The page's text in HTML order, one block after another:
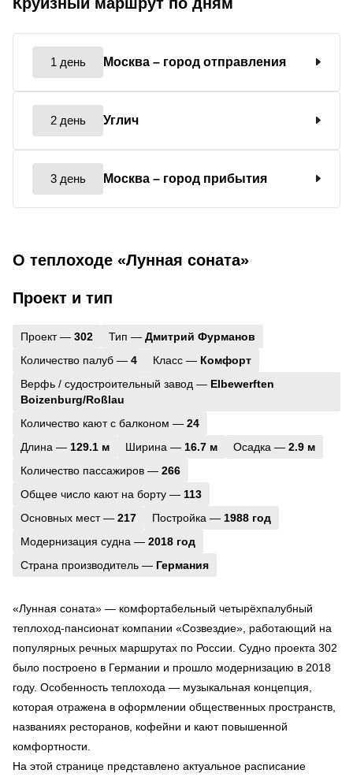
1 день Москва – город отправления
2 день Углич
3 день Москва – город прибытия
О теплоходе «Лунная соната»
Проект и тип
Проект — 302 Тип — Дмитрий Фурманов
Количество палуб — 4 Класс — Комфорт
Верфь / судостроительный завод — Elbewerften
Boizenburg/Roßlau
Количество кают с балконом — 24
Длина — 129.1 м Ширина — 16.7 м Осадка — 2.9 м
Количество пассажиров — 266
Общее число кают на борту — 113
Основных мест — 217 Постройка — 1988 год
Модернизация судна — 2018 год
Страна производитель — Германия
«Лунная соната» — комфортабельный четырёхпалубный
теплоход-пансионат компании «Созвездие», работающий на
популярных речных маршрутах по России. Судно проекта 302
было построено в Германии и прошло модернизацию в 2018
году. Особенность теплохода — музыкальная концепция,
которая отражена в оформлении общественных пространств,
названиях ресторанов, кофейни и кают повышенной
комфортности.
На этой странице представлено актуальное расписание